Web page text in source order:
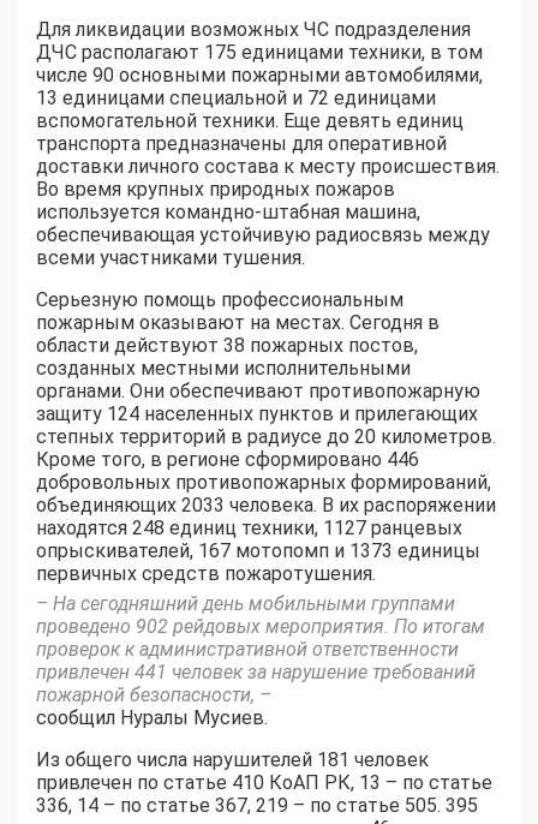
Для ликвидации возможных ЧС подразделения
ДЧС располагают 175 единицами техники, в том
числе 90 основными пожарными автомобилями,
13 единицами специальной и 72 единицами
вспомогательной техники. Еще девять единиц
транспорта предназначены для оперативной
доставки личного состава к месту происшествия.
Во время крупных природных пожаров
используется командно-штабная машина,
обеспечивающая устойчивую радиосвязь между
всеми участниками тушения.
Серьезную помощь профессиональным
пожарным оказывают на местах. Сегодня в
области действуют 38 пожарных постов,
созданных местными исполнительными
органами. Они обеспечивают противопожарную
защиту 124 населенных пунктов и прилегающих
степных территорий в радиусе до 20 километров.
Кроме того, в регионе сформировано 446
добровольных противопожарных формирований,
объединяющих 2033 человека. В их распоряжении
находятся 248 единиц техники, 1127 ранцевых
опрыскивателей, 167 мотопомп и 1373 единицы
первичных средств пожаротушения.
– На сегодняшний день мобильными группами
проведено 902 рейдовых мероприятия. По итогам
проверок к административной ответственности
привлечен 441 человек за нарушение требований
пожарной безопасности, –
сообщил Нуралы Мусиев.
Из общего числа нарушителей 181 человек
привлечен по статье 410 КоАП РК, 13 – по статье
336, 14 – по статье 367, 219 – по статье 505. 395